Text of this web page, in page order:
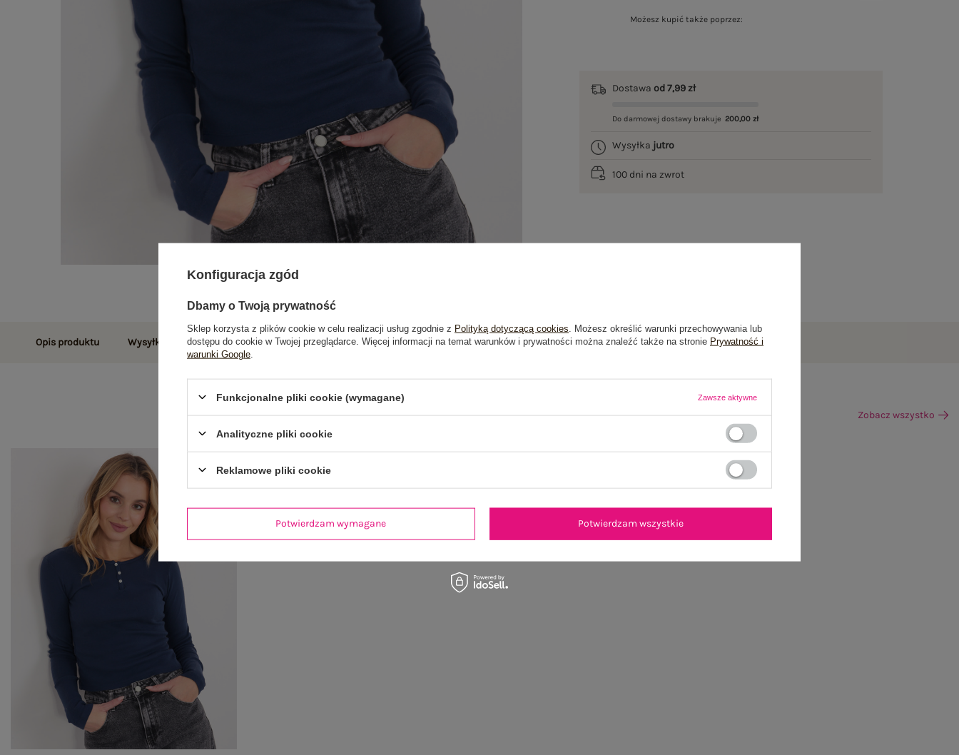
Możesz kupić także poprzez:
Dostawaod 7,99 zł
Do darmowej dostawy brakuje 200,00 zł
Wysyłka jutro
100 dni na zwrot
Opis produktu Wysyłka i dostawa Zwroty i reklamacje Opinie o produkcie(0)
Zobacz wszystko
Konfiguracja zgód
Dbamy o Twoją prywatność
Sklep korzysta z plików cookie w celu realizacji usług zgodnie z Polityką dotyczącą cookies . Możesz określić warunki przechowywania lub
dostępu do cookie w Twojej przeglądarce. Więcej informacji na temat warunków i prywatności można znaleźć także na stronie Prywatność i
warunki Google
Funkcjonalne pliki cookie (wymagane) Zawsze aktywne
Analityczne pliki cookie
Reklamowe pliki cookie
Potwierdzam wymagane Potwierdzam wszystkie